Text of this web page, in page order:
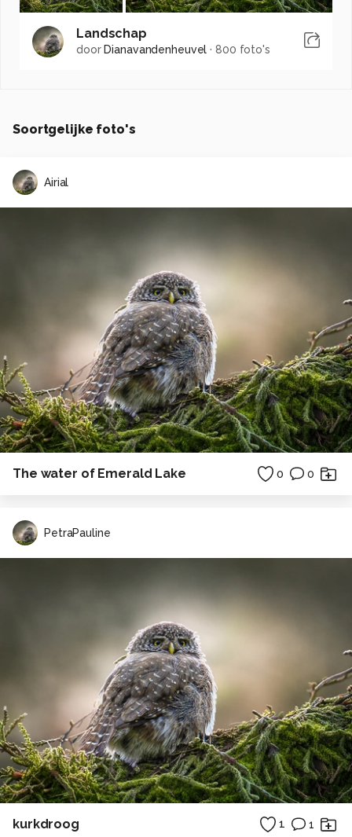
Landschap
door Dianavandenheuvel · 800 foto's
Soortgelijke foto's
Airial
The water of Emerald Lake 0 0
PetraPauline
kurkdroog 1 1